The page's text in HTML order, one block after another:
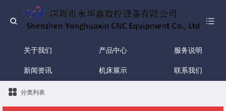
关于我们 产品中心 服务说明
新闻资讯 机床展示 联系我们
分类列表